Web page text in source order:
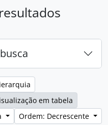
em tabela
Ordem: Decrescente